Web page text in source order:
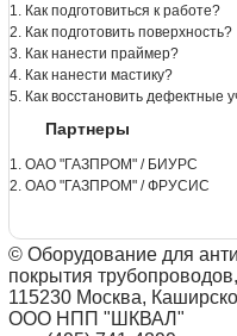
1. Как подготовиться к работе?
2. Как подготовить поверхность?
3. Как нанести праймер?
4. Как нанести мастику?
5. Как восстановить дефектные
Партнеры
1. ОАО "ГАЗПРОМ" / БИУРС
2. ОАО "ГАЗПРОМ" / ФРУСИС
© Оборудование для
покрытия
115230 Москва,
ООО НПП "ШКВАЛ"